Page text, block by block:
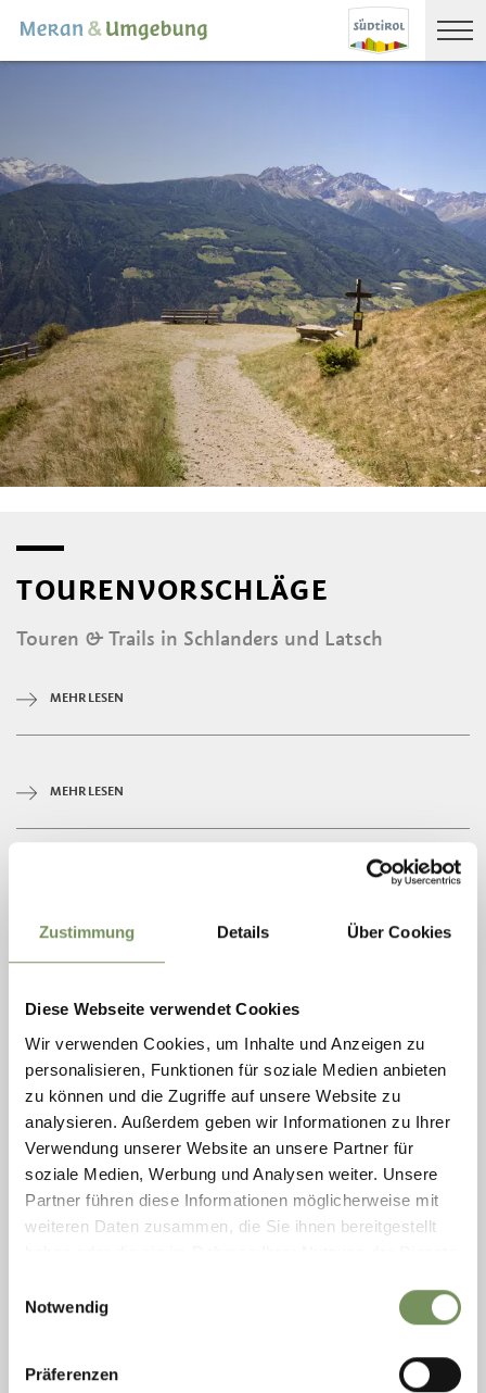
Zustimmung Details Über Cookies
Diese Webseite verwendet Cookies
Wir verwenden Cookies, um Inhalte und Anzeigen zu
personalisieren, Funktionen für soziale Medien anbieten
zu können und die Zugriffe auf unsere Website zu
analysieren. Außerdem geben wir Informationen zu Ihrer
Verwendung unserer Website an unsere Partner für
soziale Medien, Werbung und Analysen weiter. Unsere
Partner führen diese Informationen möglicherweise mit
weiteren Daten zusammen, die Sie ihnen bereitgestellt
Notwendig
Präferenzen
TOURENVORSCHLÄGE
Touren & Trails in Schlanders und Latsch
MEHR LESEN
MEHR LESEN
MEHR LESEN